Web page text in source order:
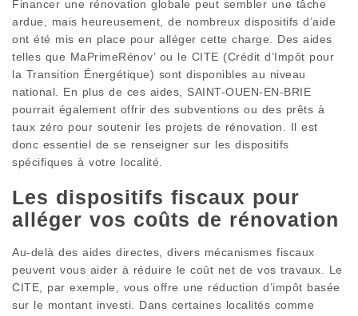
Financer une rénovation globale peut sembler une tâche
ardue, mais heureusement, de nombreux dispositifs d’aide
ont été mis en place pour alléger cette charge. Des aides
telles que MaPrimeRénov’ ou le CITE (Crédit d’Impôt pour
la Transition Énergétique) sont disponibles au niveau
national. En plus de ces aides, SAINT-OUEN-EN-BRIE
pourrait également offrir des subventions ou des prêts à
taux zéro pour soutenir les projets de rénovation. Il est
donc essentiel de se renseigner sur les dispositifs
spécifiques à votre localité.
Les dispositifs fiscaux pour
alléger vos coûts de rénovation
Au-delà des aides directes, divers mécanismes fiscaux
peuvent vous aider à réduire le coût net de vos travaux. Le
CITE, par exemple, vous offre une réduction d’impôt basée
sur le montant investi. Dans certaines localités comme